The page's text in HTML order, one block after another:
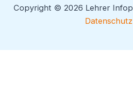
Copyright © 2026 Lehrer
Datenschutz